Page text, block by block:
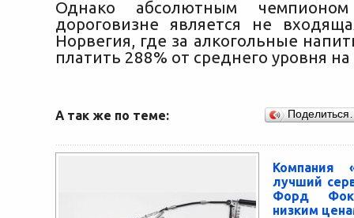
Однако абсолютным
дороговизне является не
Норвегия, где за алкогольные
платить 288% от среднего уровня
А так же по теме:
Компания
лучший
Форд
низким